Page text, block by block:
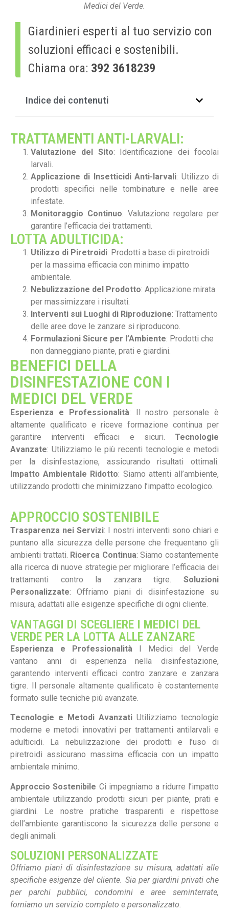
Medici del Verde.
Giardinieri esperti al tuo servizio con
soluzioni efficaci e sostenibili.
Chiama ora: 392 3618239
Indice dei contenuti
TRATTAMENTI ANTI-LARVALI:
Valutazione del Sito: Identificazione dei focolai
larvali.
Applicazione di Insetticidi Anti-larvali: Utilizzo di
prodotti specifici nelle tombinature e nelle aree
infestate.
Monitoraggio Continuo: Valutazione regolare per
garantire l’efficacia dei trattamenti.
LOTTA ADULTICIDA:
Utilizzo di Piretroidi: Prodotti a base di piretroidi
per la massima efficacia con minimo impatto
ambientale.
Nebulizzazione del Prodotto: Applicazione mirata
per massimizzare i risultati.
Interventi sui Luoghi di Riproduzione: Trattamento
delle aree dove le zanzare si riproducono.
Formulazioni Sicure per l’Ambiente: Prodotti che
non danneggiano piante, prati e giardini.
BENEFICI DELLA
DISINFESTAZIONE CON I
MEDICI DEL VERDE
Esperienza e Professionalità: Il nostro personale è
altamente qualificato e riceve formazione continua per
garantire interventi efficaci e sicuri. Tecnologie
Avanzate: Utilizziamo le più recenti tecnologie e metodi
per la disinfestazione, assicurando risultati ottimali.
Impatto Ambientale Ridotto: Siamo attenti all’ambiente,
utilizzando prodotti che minimizzano l’impatto ecologico.
APPROCCIO SOSTENIBILE
Trasparenza nei Servizi: I nostri interventi sono chiari e
puntano alla sicurezza delle persone che frequentano gli
ambienti trattati. Ricerca Continua: Siamo costantemente
alla ricerca di nuove strategie per migliorare l’efficacia dei
trattamenti contro la zanzara tigre. Soluzioni
Personalizzate: Offriamo piani di disinfestazione su
misura, adattati alle esigenze specifiche di ogni cliente.
VANTAGGI DI SCEGLIERE I MEDICI DEL
VERDE PER LA LOTTA ALLE ZANZARE
Esperienza e Professionalità I Medici del Verde
vantano anni di esperienza nella disinfestazione,
garantendo interventi efficaci contro zanzare e zanzara
tigre. Il personale altamente qualificato è costantemente
formato sulle tecniche più avanzate.
Tecnologie e Metodi Avanzati Utilizziamo tecnologie
moderne e metodi innovativi per trattamenti antilarvali e
adulticidi. La nebulizzazione dei prodotti e l’uso di
piretroidi assicurano massima efficacia con un impatto
ambientale minimo.
Approccio Sostenibile Ci impegniamo a ridurre l’impatto
ambientale utilizzando prodotti sicuri per piante, prati e
giardini. Le nostre pratiche trasparenti e rispettose
dell’ambiente garantiscono la sicurezza delle persone e
degli animali.
SOLUZIONI PERSONALIZZATE
Offriamo piani di disinfestazione su misura, adattati alle
specifiche esigenze del cliente. Sia per giardini privati che
per parchi pubblici, condomini e aree seminterrate,
forniamo un servizio completo e personalizzato.